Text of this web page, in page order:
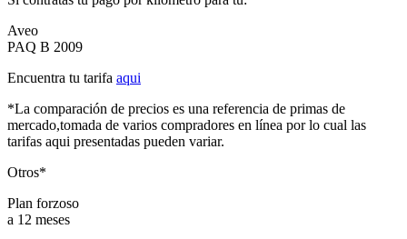
Aveo
PAQ B 2009
Encuentra tu tarifa aqui
*La comparación de precios es una referencia de primas de
mercado,tomada de varios compradores en línea por lo cual las
tarifas aqui presentadas pueden variar.
Otros*
Plan forzoso
a 12 meses